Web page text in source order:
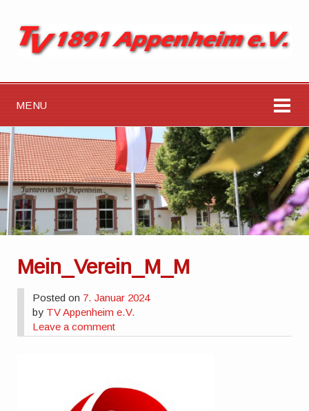
MENU
Mein_Verein_M_M
Posted on 7. Januar 2024
by TV Appenheim e.V.
Leave a comment